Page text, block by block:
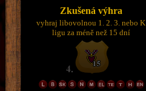
Zkušená výhra
vyhraj libovolnou 1. 2. 3. nebo K
ligu za méně než 15 dní